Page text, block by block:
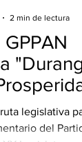
diputado
a lo
retroceso e
legislativa
del
2 min de lectura